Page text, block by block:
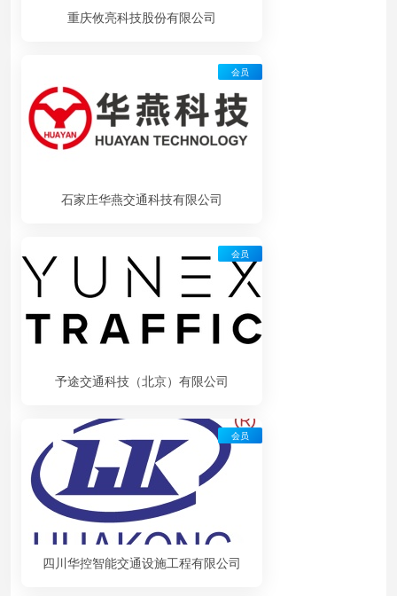
重庆攸亮科技股份有限公司
石家庄华燕交通科技有限公司
会员
予途交通科技（北京）有限公司
会员
四川华控智能交通设施工程有限公司
会员